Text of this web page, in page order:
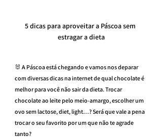
5 dicas para aproveitar a Páscoa sem
estragar a dieta
🐰 A Páscoa está chegando e vamos nos deparar
com diversas dicas na internet de qual chocolate é
melhor para você não sair da dieta. Trocar
chocolate ao leite pelo meio-amargo, escolher um
ovo sem lactose, diet, light…? Será que vale a pena
trocar o seu favorito por um que não te agrade
tanto?